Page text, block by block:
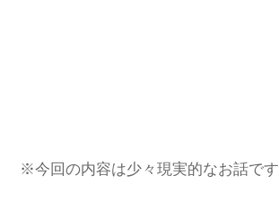
※今回の内容は少々現実的なお話です